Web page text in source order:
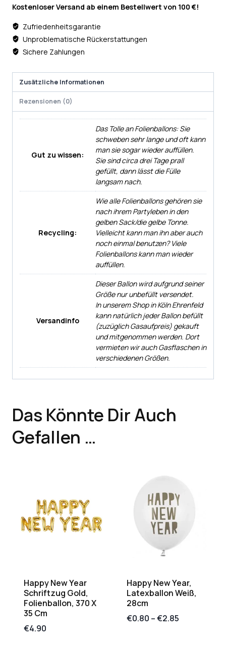
Kostenloser Versand ab einem Bestellwert von 100 €!
Zufriedenheitsgarantie
Unproblematische Rückerstattungen
Sichere Zahlungen
Zusätzliche Informationen
Rezensionen (0)
Gut zu wissen:
Das Tolle an Folienballons: Sie
schweben sehr lange und oft kann
man sie sogar wieder auffüllen.
Sie sind circa drei Tage prall
gefüllt, dann lässt die Fülle
langsam nach.
Recycling:
Wie alle Folienballons gehören sie
nach ihrem Partyleben in den
gelben Sack/die gelbe Tonne.
Vielleicht kann man ihn aber auch
noch einmal benutzen? Viele
Folienballons kann man wieder
auffüllen.
Versandinfo
Dieser Ballon wird aufgrund seiner
Größe nur unbefüllt versendet.
In unserem Shop in Köln Ehrenfeld
kann natürlich jeder Ballon befüllt
(zuzüglich Gasaufpreis) gekauft
und mitgenommen werden. Dort
vermieten wir auch Gasflaschen in
verschiedenen Größen.
Das Könnte Dir Auch
Gefallen …
Happy New Year
Schriftzug Gold,
Folienballon, 370 X
35 Cm
€4.90
Happy New Year,
Latexballon Weiß,
28cm
€0.80 –€2.85